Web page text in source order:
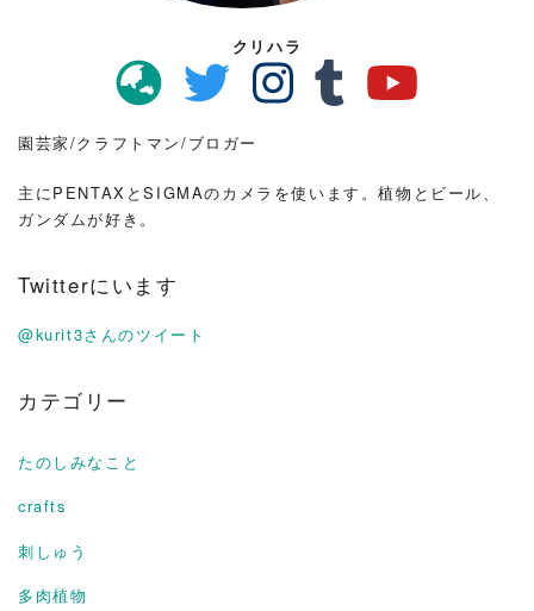
クリハラ
園芸家/クラフトマン/ブロガー
主にPENTAXとSIGMAのカメラを使います。植物とビール、
ガンダムが好き。
Twitterにいます
@kurit3さんのツイート
カテゴリー
たのしみなこと
crafts
刺しゅう
多肉植物